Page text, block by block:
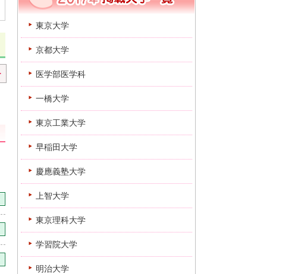
東京大学
京都大学
医学部医学科
一橋大学
東京工業大学
早稲田大学
慶應義塾大学
上智大学
東京理科大学
学習院大学
明治大学